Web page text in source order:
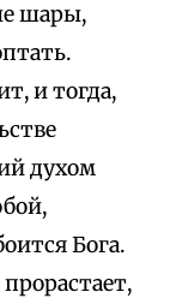
шары,
и тогда,
духом
Бога.